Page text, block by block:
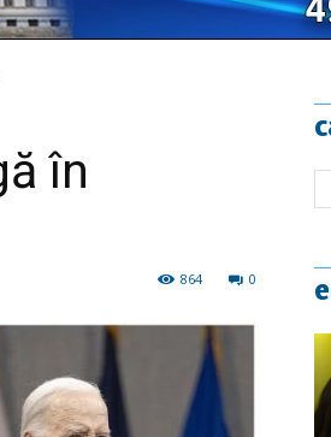
în
0
864